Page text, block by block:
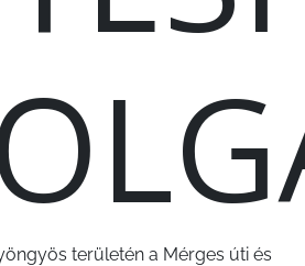
területén a Mérges úti és